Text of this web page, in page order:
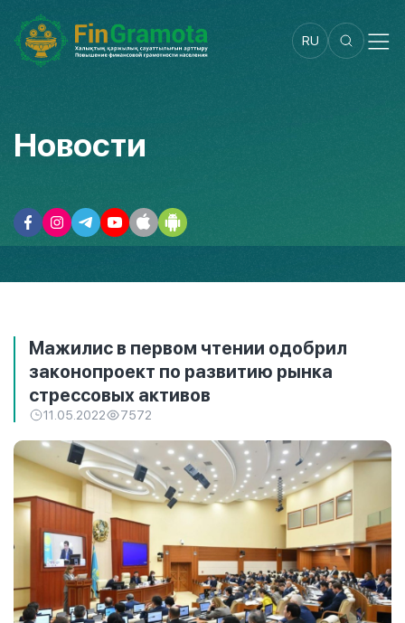
RU
Новости
Мажилис в первом чтении одобрил
законопроект по развитию рынка
стрессовых активов
11.05.2022 7572